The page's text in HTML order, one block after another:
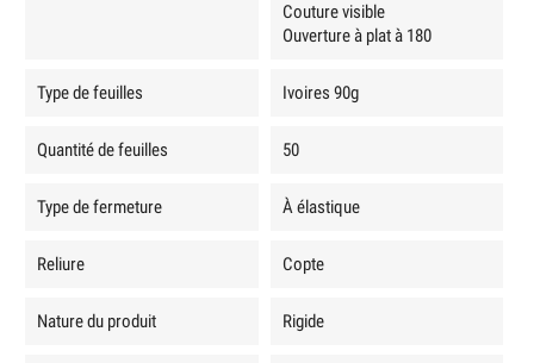
Couture visible
Ouverture à plat à 180
Type de feuilles Ivoires 90g
Quantité de feuilles 50
Type de fermeture À élastique
Reliure Copte
Nature du produit Rigide